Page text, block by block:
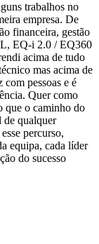
trabalhos no
empresa. De
financeira, gestão
EQ-i 2.0 / EQ360
acima de tudo
mas acima de
com pessoas e é
Quer como
que o caminho do
de qualquer
percurso,
equipa, cada líder
do sucesso